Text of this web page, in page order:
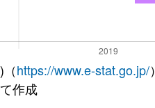
https://www.e-stat.go.jp/）
作成